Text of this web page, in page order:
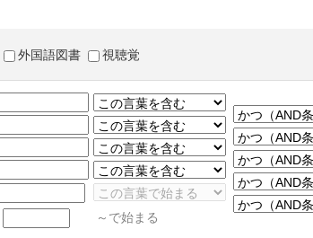
外国語図書 視聴覚
～で始まる